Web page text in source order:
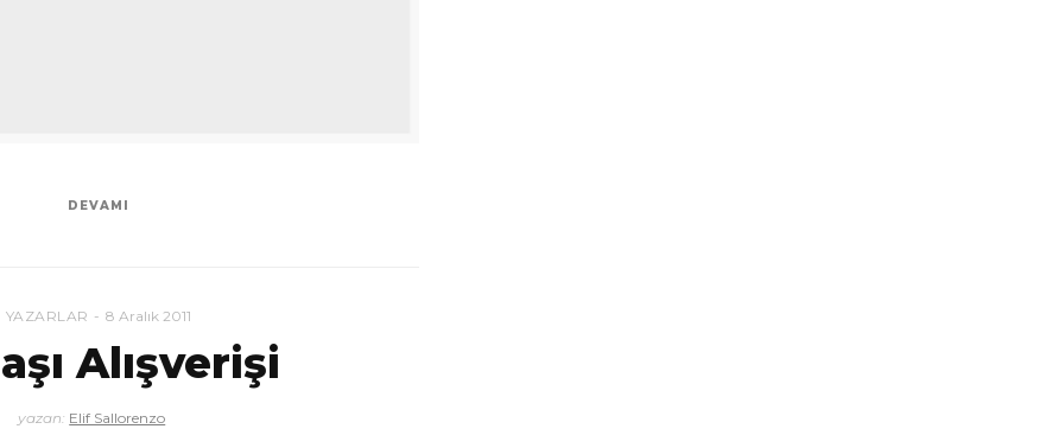
DEVAMI
YAZARLAR 8 Aralık 2011
Alışverişi
yazan: Elif Sallorenzo